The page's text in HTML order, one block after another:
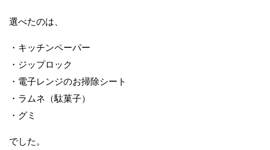
選べたのは、
・キッチンペーパー
・ジップロック
・電子レンジのお掃除シート
・ラムネ（駄菓子）
・グミ
でした。